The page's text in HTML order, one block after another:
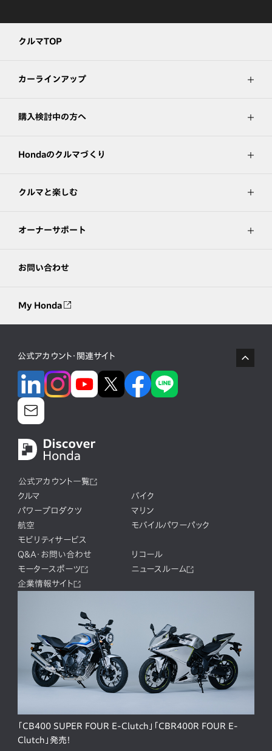
クルマTOP
カーラインアップ
購入検討中の方へ
Hondaのクルマづくり
クルマと楽しむ
オーナーサポート
お問い合わせ
My Honda
公式アカウント・関連サイト
公式アカウント一覧
クルマ
バイク
パワープロダクツ
マリン
航空
モバイルパワーパック
モビリティサービス
Q&A・お問い合わせ
リコール
モータースポーツ
ニュースルーム
企業情報サイト
「CB400 SUPER FOUR E-Clutch」「CBR400R FOUR E-
Clutch」発売！